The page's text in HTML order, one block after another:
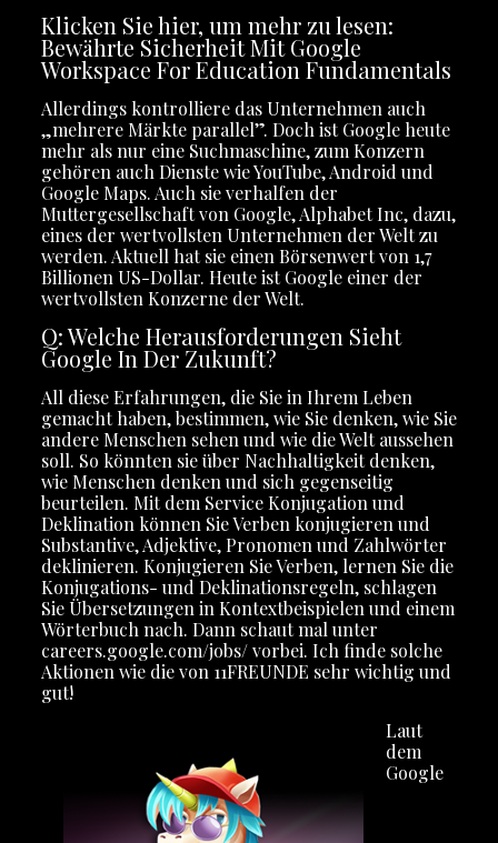
Klicken Sie hier, um mehr zu lesen:
Bewährte Sicherheit Mit Google
Workspace For Education Fundamentals
Allerdings kontrolliere das Unternehmen auch
„mehrere Märkte parallel”. Doch ist Google heute
mehr als nur eine Suchmaschine, zum Konzern
gehören auch Dienste wie YouTube, Android und
Google Maps. Auch sie verhalfen der
Muttergesellschaft von Google, Alphabet Inc, dazu,
eines der wertvollsten Unternehmen der Welt zu
werden. Aktuell hat sie einen Börsenwert von 1,7
Billionen US-Dollar. Heute ist Google einer der
wertvollsten Konzerne der Welt.
Q: Welche Herausforderungen Sieht
Google In Der Zukunft?
All diese Erfahrungen, die Sie in Ihrem Leben
gemacht haben, bestimmen, wie Sie denken, wie Sie
andere Menschen sehen und wie die Welt aussehen
soll. So könnten sie über Nachhaltigkeit denken,
wie Menschen denken und sich gegenseitig
beurteilen. Mit dem Service Konjugation und
Deklination können Sie Verben konjugieren und
Substantive, Adjektive, Pronomen und Zahlwörter
deklinieren. Konjugieren Sie Verben, lernen Sie die
Konjugations- und Deklinationsregeln, schlagen
Sie Übersetzungen in Kontextbeispielen und einem
Wörterbuch nach. Dann schaut mal unter
careers.google.com/jobs/ vorbei. Ich finde solche
Aktionen wie die von 11FREUNDE sehr wichtig und
gut!
Laut
dem
Google